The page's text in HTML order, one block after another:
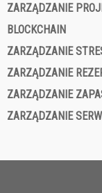
ZARZĄDZANIE
BLOCKCHAIN
ZARZĄDZANIE
ZARZĄDZANIE
ZARZĄDZANIE
ZARZĄDZANIE